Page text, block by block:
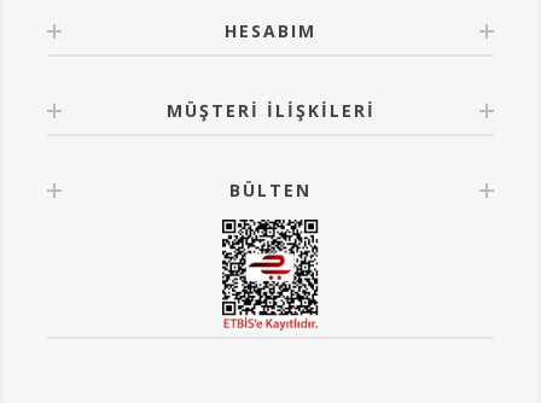
HESABIM
MÜŞTERI İLIŞKILERI
BÜLTEN